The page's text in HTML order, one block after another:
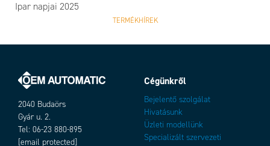
Ipar napjai 2025
TERMÉKHÍREK
2040 Budaörs
Gyár u. 2.
Tel: 06-23 880-895
[email protected]
Cégünkről
Bejelentő szolgálat
Hivatásunk
Üzleti modellünk
Specializált szervezeti